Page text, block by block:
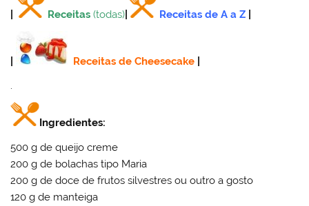
Receitas (todas) Receitas de A a Z
Receitas de Cheesecake
.
Ingredientes:
500 g de queijo creme
200 g de bolachas tipo Maria
200 g de doce de frutos silvestres ou outro a gosto
120 g de manteiga